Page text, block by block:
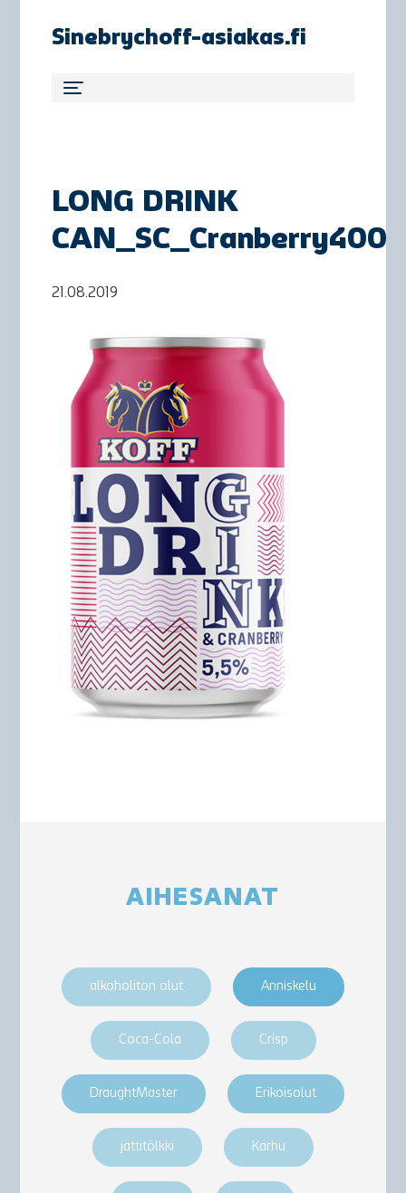
Sinebrychoff-asiakas.fi
LONG DRINK
CAN_SC_Cranberry400
21.08.2019
AIHESANAT
alkoholiton olut Anniskelu
Coca-Cola Crisp
DraughtMaster Erikoisolut
jättitölkki Karhu